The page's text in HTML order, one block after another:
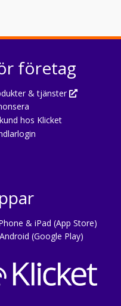
företag
& tjänster
hos Klicket
& iPad (App Store)
Android (Google Play)